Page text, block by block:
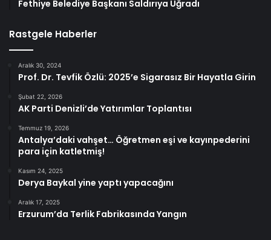
Fethiye Belediye Başkanı Saldırıya Uğradı
Rastgele Haberler
Aralık 30, 2024
Prof. Dr. Tevfik Özlü: 2025’e Sigarasız Bir Hayatla Girin
Şubat 22, 2026
AK Parti Denizli’de Yatırımlar Toplantısı
Temmuz 19, 2026
Antalya’daki vahşet… Öğretmen eşi ve kayınpederini
para için katletmiş!
Kasım 24, 2025
Derya Baykal yine yaptı yapacağını
Aralık 17, 2025
Erzurum’da Terlik Fabrikasında Yangın